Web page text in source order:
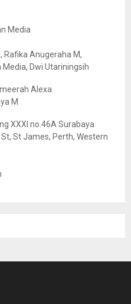
Media
Rafika Anugeraha M,
Dwi Utariningsih
Alexa
M
XXXI no.46A Surabaya
St, St James, Perth, Western